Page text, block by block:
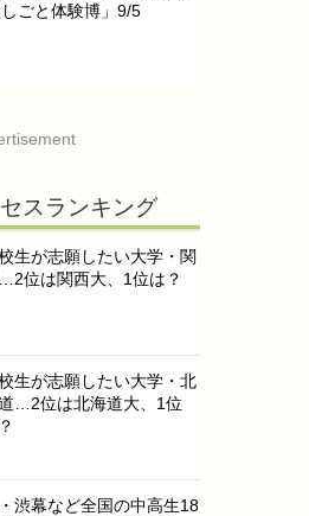
ごと体験博」9/5
スランキング
生が志願したい大学・関
位は関西大、1位は？
生が志願したい大学・北
…2位は北海道大、1位
渋幕など全国の中高生18